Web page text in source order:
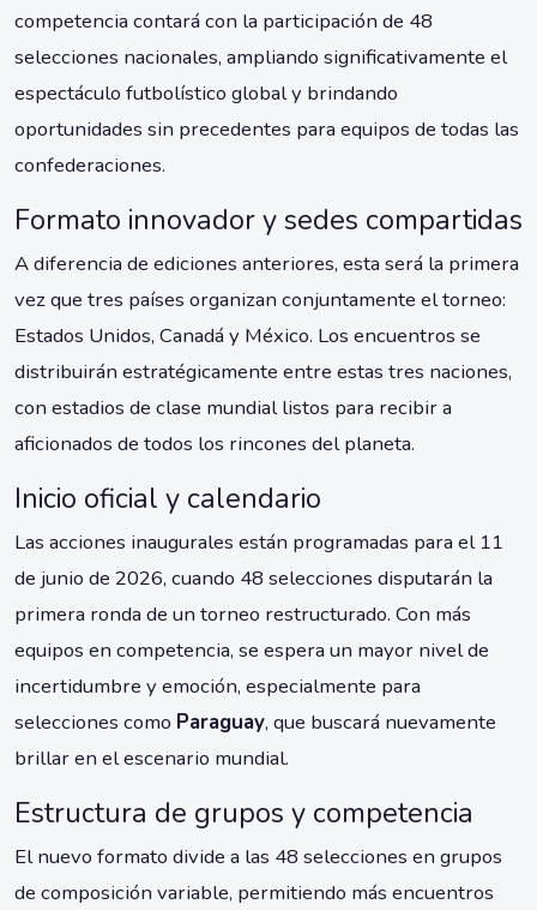
competencia contará con la participación de 48
selecciones nacionales, ampliando significativamente el
espectáculo futbolístico global y brindando
oportunidades sin precedentes para equipos de todas las
confederaciones.
Formato innovador y sedes compartidas
A diferencia de ediciones anteriores, esta será la primera
vez que tres países organizan conjuntamente el torneo:
Estados Unidos, Canadá y México. Los encuentros se
distribuirán estratégicamente entre estas tres naciones,
con estadios de clase mundial listos para recibir a
aficionados de todos los rincones del planeta.
Inicio oficial y calendario
Las acciones inaugurales están programadas para el 11
de junio de 2026, cuando 48 selecciones disputarán la
primera ronda de un torneo restructurado. Con más
equipos en competencia, se espera un mayor nivel de
incertidumbre y emoción, especialmente para
selecciones como Paraguay, que buscará nuevamente
brillar en el escenario mundial.
Estructura de grupos y competencia
El nuevo formato divide a las 48 selecciones en grupos
de composición variable, permitiendo más encuentros